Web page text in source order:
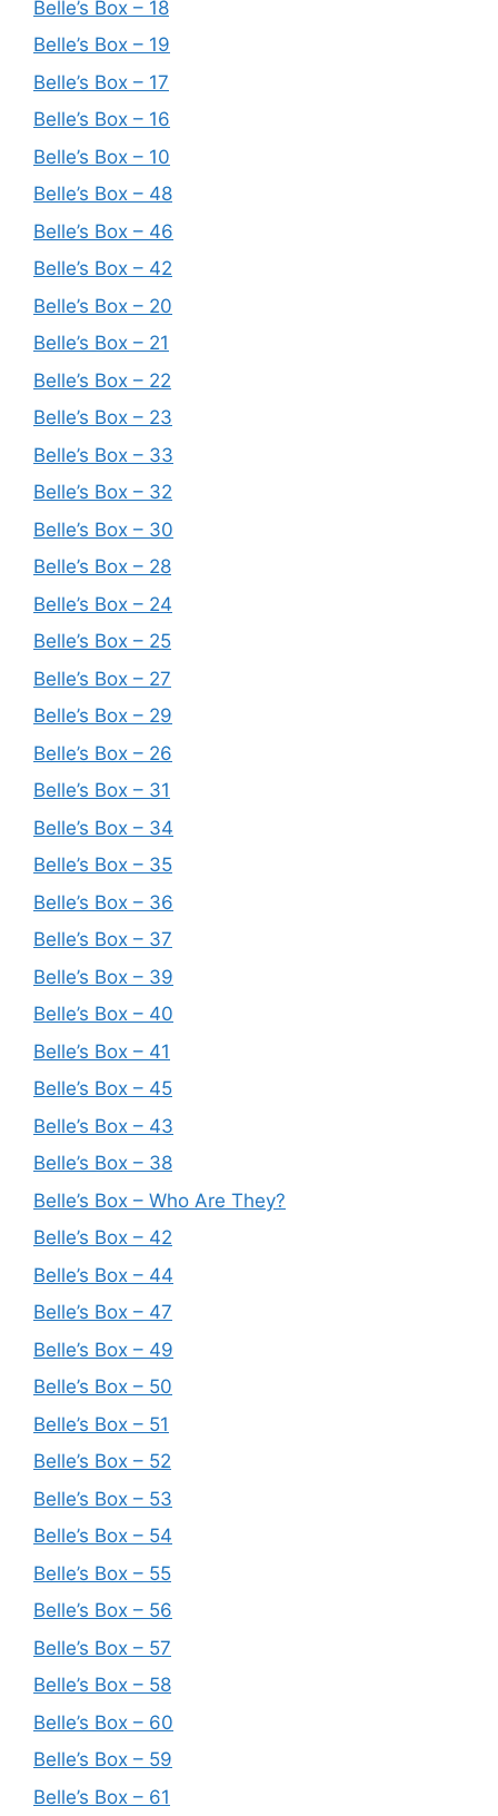
Belle’s Box – 18
Belle’s Box – 19
Belle’s Box – 17
Belle’s Box – 16
Belle’s Box – 10
Belle’s Box – 48
Belle’s Box – 46
Belle’s Box – 42
Belle’s Box – 20
Belle’s Box – 21
Belle’s Box – 22
Belle’s Box – 23
Belle’s Box – 33
Belle’s Box – 32
Belle’s Box – 30
Belle’s Box – 28
Belle’s Box – 24
Belle’s Box – 25
Belle’s Box – 27
Belle’s Box – 29
Belle’s Box – 26
Belle’s Box – 31
Belle’s Box – 34
Belle’s Box – 35
Belle’s Box – 36
Belle’s Box – 37
Belle’s Box – 39
Belle’s Box – 40
Belle’s Box – 41
Belle’s Box – 45
Belle’s Box – 43
Belle’s Box – 38
Belle’s Box – Who Are They?
Belle’s Box – 42
Belle’s Box – 44
Belle’s Box – 47
Belle’s Box – 49
Belle’s Box – 50
Belle’s Box – 51
Belle’s Box – 52
Belle’s Box – 53
Belle’s Box – 54
Belle’s Box – 55
Belle’s Box – 56
Belle’s Box – 57
Belle’s Box – 58
Belle’s Box – 60
Belle’s Box – 59
Belle’s Box – 61